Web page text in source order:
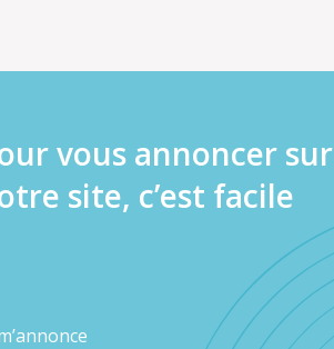
vous annoncer sur
site, c’est facile